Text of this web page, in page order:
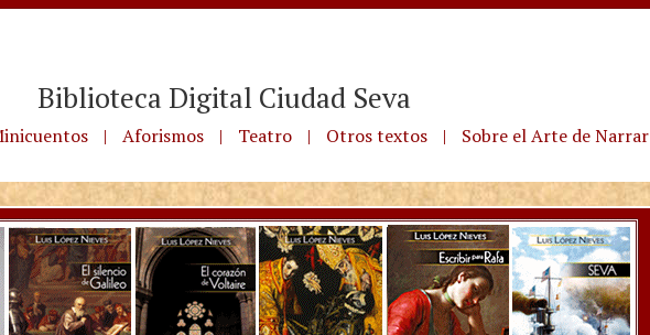
Biblioteca Digital Ciudad Seva
| Aforismos | Teatro | Otros textos | Sobre el Arte de Narrar